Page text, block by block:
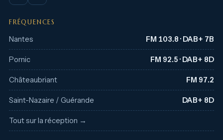
FRÉQUENCES
Nantes FM 103.8 · DAB+ 7B
Pornic FM 92.5 · DAB+ 8D
Châteaubriant FM 97.2
Saint-Nazaire / Guérande DAB+ 8D
Tout sur la réception →